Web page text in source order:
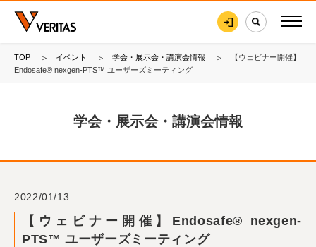
TOP イベント 学会・展示会・講演会情報
【ウェビナー開催】
Endosafe® nexgen-PTS™ ユーザーズミーティング
学会・展示会・講演会情報
2022/01/13
【ウェビナー開催】Endosafe® nexgen-
PTS™ ユーザーズミーティング